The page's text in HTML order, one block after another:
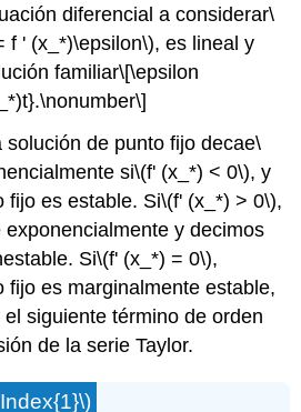
diferencial a considerar\
f ' (x_*)\epsilon\), es lineal y
familiar\[\epsilon
solución de punto fijo decae\
si\(f' (x_*) < 0\), y
fijo es estable. Si\(f' (x_*) > 0\),
exponencialmente y decimos
Si\(f' (x_*) = 0\),
fijo es marginalmente estable,
siguiente término de orden
de la serie Taylor.